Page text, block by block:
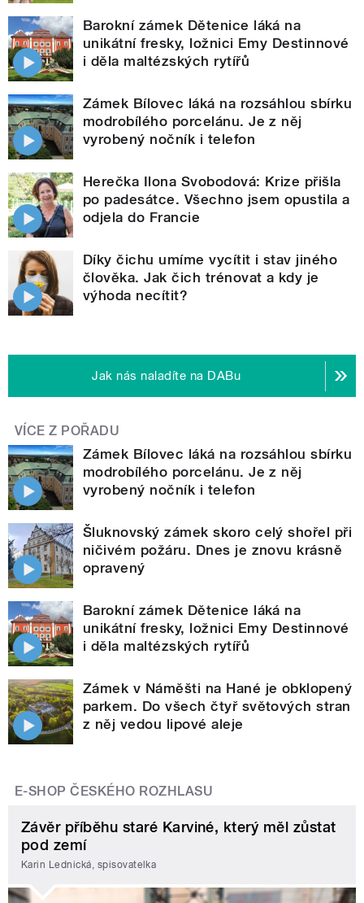
Barokní zámek Dětenice láká na
unikátní fresky, ložnici Emy Destinnové
i děla maltézských rytířů
Zámek Bílovec láká na rozsáhlou sbírku
modrobílého porcelánu. Je z něj
vyrobený nočník i telefon
Herečka Ilona Svobodová: Krize přišla
po padesátce. Všechno jsem opustila a
odjela do Francie
Díky čichu umíme vycítit i stav jiného
člověka. Jak čich trénovat a kdy je
výhoda necítit?
Jak nás naladíte na DABu
VÍCE Z POŘADU
Zámek Bílovec láká na rozsáhlou sbírku
modrobílého porcelánu. Je z něj
vyrobený nočník i telefon
Šluknovský zámek skoro celý shořel při
ničivém požáru. Dnes je znovu krásně
opravený
Barokní zámek Dětenice láká na
unikátní fresky, ložnici Emy Destinnové
i děla maltézských rytířů
Zámek v Náměšti na Hané je obklopený
parkem. Do všech čtyř světových stran
z něj vedou lipové aleje
E-SHOP ČESKÉHO ROZHLASU
Závěr příběhu staré Karviné, který měl zůstat
pod zemí
Karin Lednická, spisovatelka